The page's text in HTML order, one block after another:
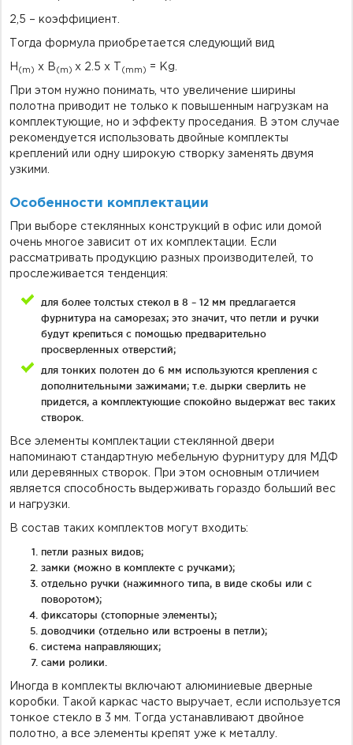
2,5 – коэффициент.
Тогда формула приобретается следующий вид
H (m) x B (m) x 2.5 x T (mm) = Kg.
При этом нужно понимать, что увеличение ширины
полотна приводит не только к повышенным нагрузкам на
комплектующие, но и эффекту проседания. В этом случае
рекомендуется использовать двойные комплекты
креплений или одну широкую створку заменять двумя
узкими.
Особенности комплектации
При выборе стеклянных конструкций в офис или домой
очень многое зависит от их комплектации. Если
рассматривать продукцию разных производителей, то
прослеживается тенденция:
для более толстых стекол в 8 – 12 мм предлагается
фурнитура на саморезах; это значит, что петли и ручки
будут крепиться с помощью предварительно
просверленных отверстий;
для тонких полотен до 6 мм используются крепления с
дополнительными зажимами; т.е. дырки сверлить не
придется, а комплектующие спокойно выдержат вес таких
створок.
Все элементы комплектации стеклянной двери
напоминают стандартную мебельную фурнитуру для МДФ
или деревянных створок. При этом основным отличием
является способность выдерживать гораздо больший вес
и нагрузки.
В состав таких комплектов могут входить:
петли разных видов;
замки (можно в комплекте с ручками);
отдельно ручки (нажимного типа, в виде скобы или с
поворотом);
фиксаторы (стопорные элементы);
доводчики (отдельно или встроены в петли);
система направляющих;
сами ролики.
Иногда в комплекты включают алюминиевые дверные
коробки. Такой каркас часто выручает, если используется
тонкое стекло в 3 мм. Тогда устанавливают двойное
полотно, а все элементы крепят уже к металлу.